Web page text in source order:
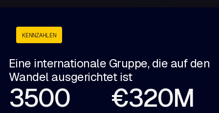
KENNZAHLEN
Eine internationale Gruppe, die auf den
Wandel ausgerichtet ist
3500 €320M